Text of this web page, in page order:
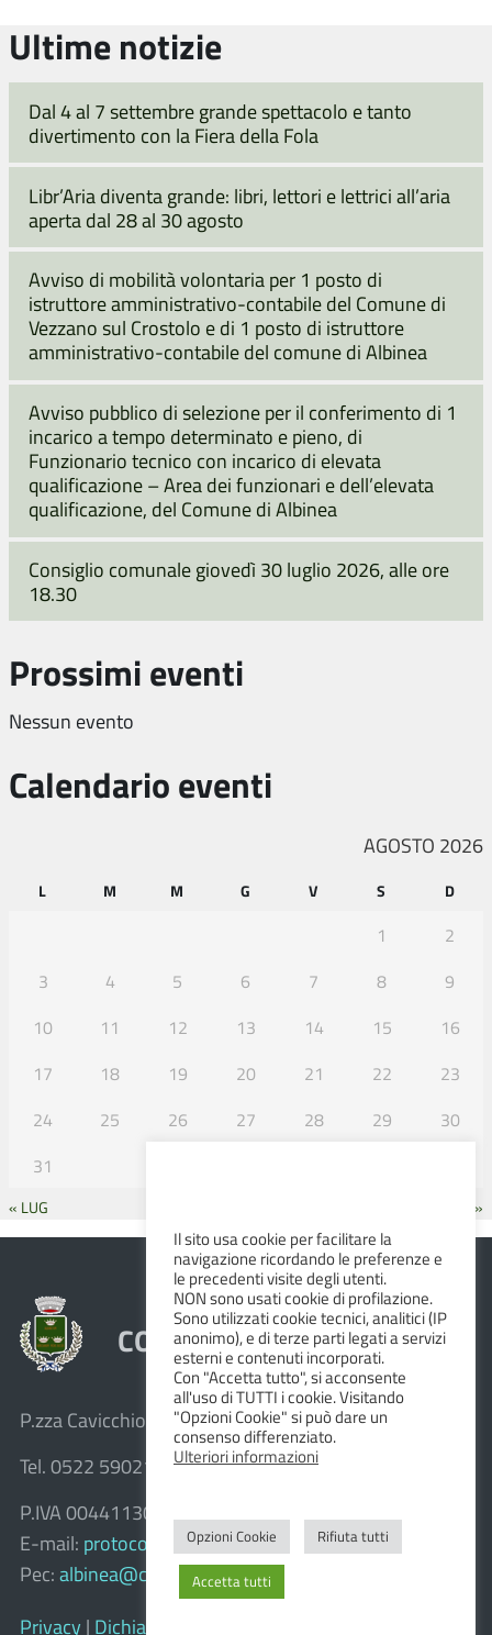
Ultime notizie
Dal 4 al 7 settembre grande spettacolo e tanto
divertimento con la Fiera della Fola
Libr’Aria diventa grande: libri, lettori e lettrici all’aria
aperta dal 28 al 30 agosto
Avviso di mobilità volontaria per 1 posto di
istruttore amministrativo-contabile del Comune di
Vezzano sul Crostolo e di 1 posto di istruttore
amministrativo-contabile del comune di Albinea
Avviso pubblico di selezione per il conferimento di 1
incarico a tempo determinato e pieno, di
Funzionario tecnico con incarico di elevata
qualificazione – Area dei funzionari e dell’elevata
qualificazione, del Comune di Albinea
Consiglio comunale giovedì 30 luglio 2026, alle ore
18.30
Prossimi eventi
Nessun evento
Calendario eventi
AGOSTO 2026
L M M G V S D
1
2
3
4 5 6 7 8
9
10
11 12 13 14 15
16
17
18 19 20 21 22
23
24
25 26 27 28 29
30
31
« LUG SET »
COMUNE DI ALBINEA
P.zza Cavicchioni, 8 – 42020 Albinea (R.E.)
Tel. 0522 590211 – Fax 0522 590236
P.IVA 00441130358
E-mail: protocollo@comune.albinea.re.it
Pec: albinea@cert.provincia.re.it
Privacy | Dichiarazione di accessibilità e feedback
Il sito usa cookie per facilitare la
navigazione ricordando le preferenze e
le precedenti visite degli utenti.
NON sono usati cookie di profilazione.
Sono utilizzati cookie tecnici, analitici (IP
anonimo), e di terze parti legati a servizi
esterni e contenuti incorporati.
Con "Accetta tutto", si acconsente
all'uso di TUTTI i cookie. Visitando
"Opzioni Cookie" si può dare un
consenso differenziato.
Ulteriori informazioni
Opzioni Cookie Rifiuta tutti
Accetta tutti